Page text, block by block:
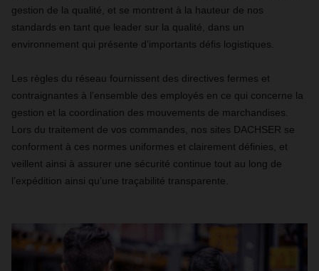
gestion de la qualité, et se montrent à la hauteur de nos
standards en tant que leader sur la qualité, dans un
environnement qui présente d’importants défis logistiques.
Les règles du réseau fournissent des directives fermes et
contraignantes à l’ensemble des employés en ce qui concerne la
gestion et la coordination des mouvements de marchandises.
Lors du traitement de vos commandes, nos sites DACHSER se
conforment à ces normes uniformes et clairement définies, et
veillent ainsi à assurer une sécurité continue tout au long de
l’expédition ainsi qu’une traçabilité transparente.